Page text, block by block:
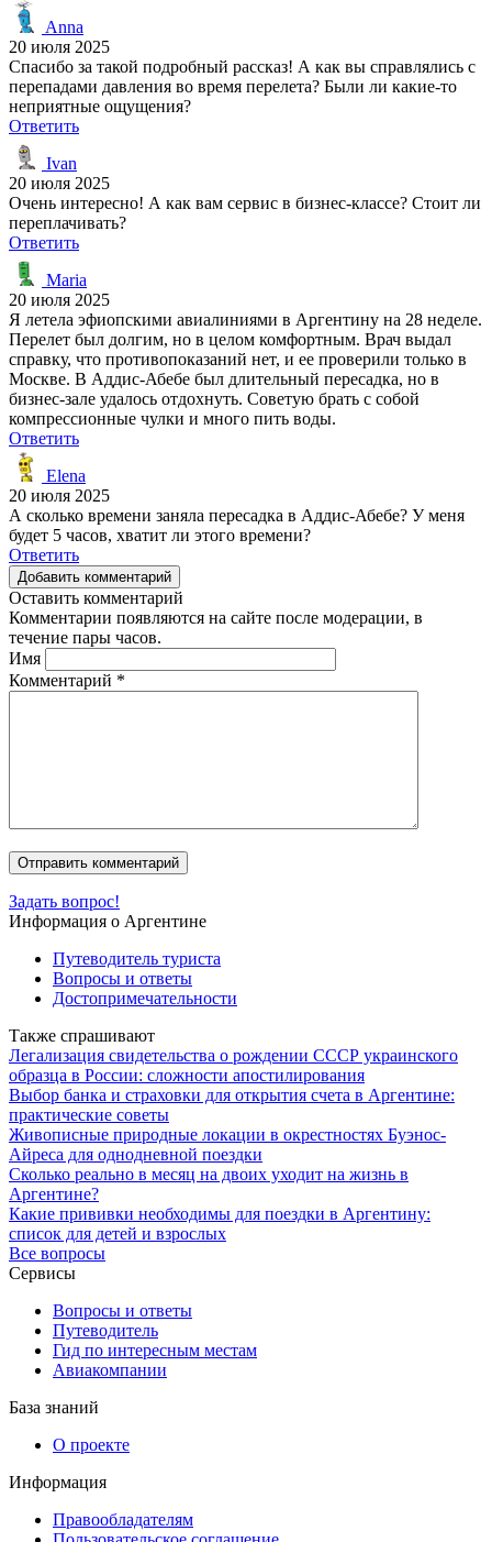
Anna
20 июля 2025
Спасибо за такой подробный рассказ! А как вы справлялись с
перепадами давления во время перелета? Были ли какие-то
неприятные ощущения?
Ответить
Ivan
20 июля 2025
Очень интересно! А как вам сервис в бизнес-классе? Стоит ли
переплачивать?
Ответить
Maria
20 июля 2025
Я летела эфиопскими авиалиниями в Аргентину на 28 неделе.
Перелет был долгим, но в целом комфортным. Врач выдал
справку, что противопоказаний нет, и ее проверили только в
Москве. В Аддис-Абебе был длительный пересадка, но в
бизнес-зале удалось отдохнуть. Советую брать с собой
компрессионные чулки и много пить воды.
Ответить
Elena
20 июля 2025
А сколько времени заняла пересадка в Аддис-Абебе? У меня
будет 5 часов, хватит ли этого времени?
Ответить
Добавить комментарий
Оставить комментарий
Комментарии появляются на сайте после модерации, в
течение пары часов.
Имя
Комментарий *
Задать вопрос!
Информация о Аргентине
Путеводитель туриста
Вопросы и ответы
Достопримечательности
Также спрашивают
Легализация свидетельства о рождении СССР украинского
образца в России: сложности апостилирования
Выбор банка и страховки для открытия счета в Аргентине:
практические советы
Живописные природные локации в окрестностях Буэнос-
Айреса для однодневной поездки
Сколько реально в месяц на двоих уходит на жизнь в
Аргентине?
Какие прививки необходимы для поездки в Аргентину:
список для детей и взрослых
Все вопросы
Сервисы
Вопросы и ответы
Путеводитель
Гид по интересным местам
Авиакомпании
База знаний
О проекте
Информация
Правообладателям